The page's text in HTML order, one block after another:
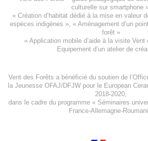
culturelle sur smartphone
« Création d’habitat dédié à la mise en valeur
espèces indigènes », « Aménagement d’un
forêt»
« Application mobile d’aide à la visite Vent
Equipement d’un atelier de
Vent des Forêts a bénéficié du soutien de
la Jeunesse OFAJ/DFJWpour leEuropean
2018-2020,
dans le cadre du programme « Séminaires
France-Allemagne-